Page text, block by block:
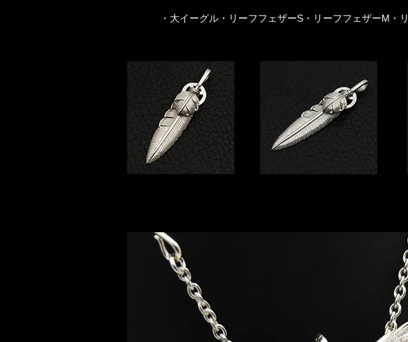
・大イーグル・リーフフェザーS・リーフフェザーM